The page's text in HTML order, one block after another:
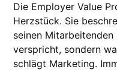
Die Employer Value
Herzstück. Sie
seinen
verspricht, sondern
schlägt Marketing.